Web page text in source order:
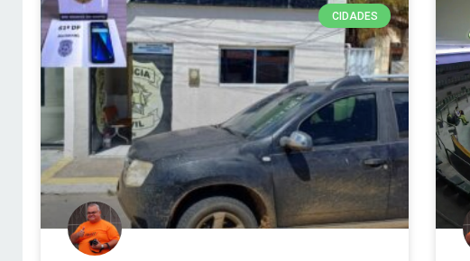
CIDADES